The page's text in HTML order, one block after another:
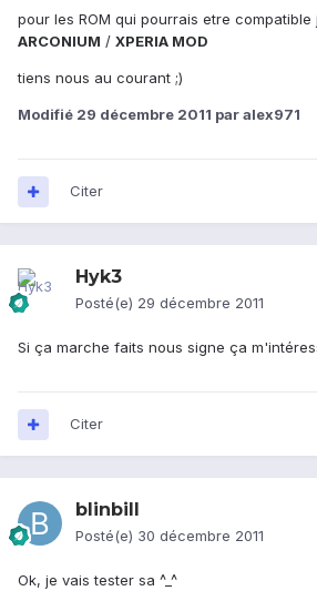
pour les ROM qui pourrais etre compatible
ARCONIUM / XPERIA MOD
tiens nous au courant ;)
Modifié 29 décembre 2011 par alex971
Citer
Hyk3
Posté(e) 29 décembre 2011
Si ça marche faits nous signe ça
Citer
blinbill
Posté(e) 30 décembre 2011
Ok, je vais tester sa ^_^